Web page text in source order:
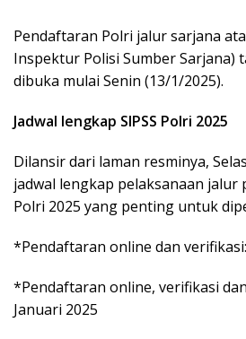
Pendaftaran Polri jalur sarjana
Inspektur Polisi Sumber Sarjana)
dibuka mulai Senin (13/1/2025).
Jadwal lengkap SIPSS Polri 2025
Dilansir dari laman resminya,
jadwal lengkap pelaksanaan jalur
Polri 2025 yang penting untuk
*Pendaftaran online dan
*Pendaftaran online, verifikasi
Januari 2025